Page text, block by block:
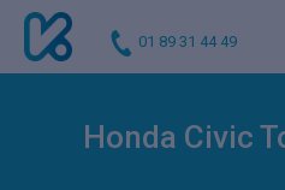
01 89 31 44 49
Honda Civic